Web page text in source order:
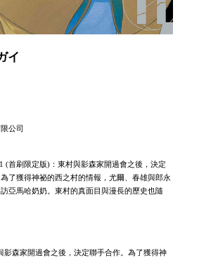
イ
公司
(首刷限定版)：東村與影森家開過會之後，決定
了獲得神祕的西之村的情報，尤爾、春雄與郎永
亞馬哈奶奶。東村的真面目與漫長的歷史也隨
影森家開過會之後，決定聯手合作。為了獲得神